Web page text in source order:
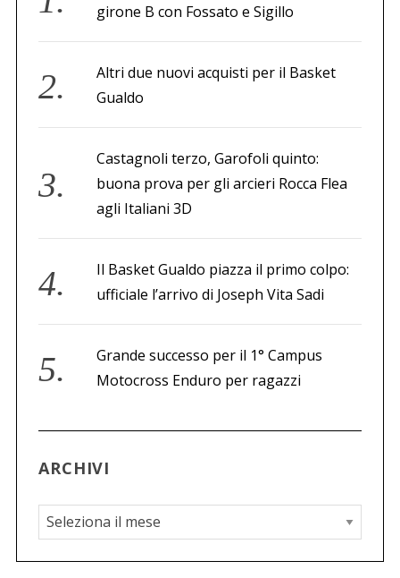
girone B con Fossato e Sigillo
Altri due nuovi acquisti per il Basket
Gualdo
Castagnoli terzo, Garofoli quinto:
buona prova per gli arcieri Rocca Flea
agli Italiani 3D
Il Basket Gualdo piazza il primo colpo:
ufficiale l’arrivo di Joseph Vita Sadi
Grande successo per il 1° Campus
Motocross Enduro per ragazzi
ARCHIVI
A
r
c